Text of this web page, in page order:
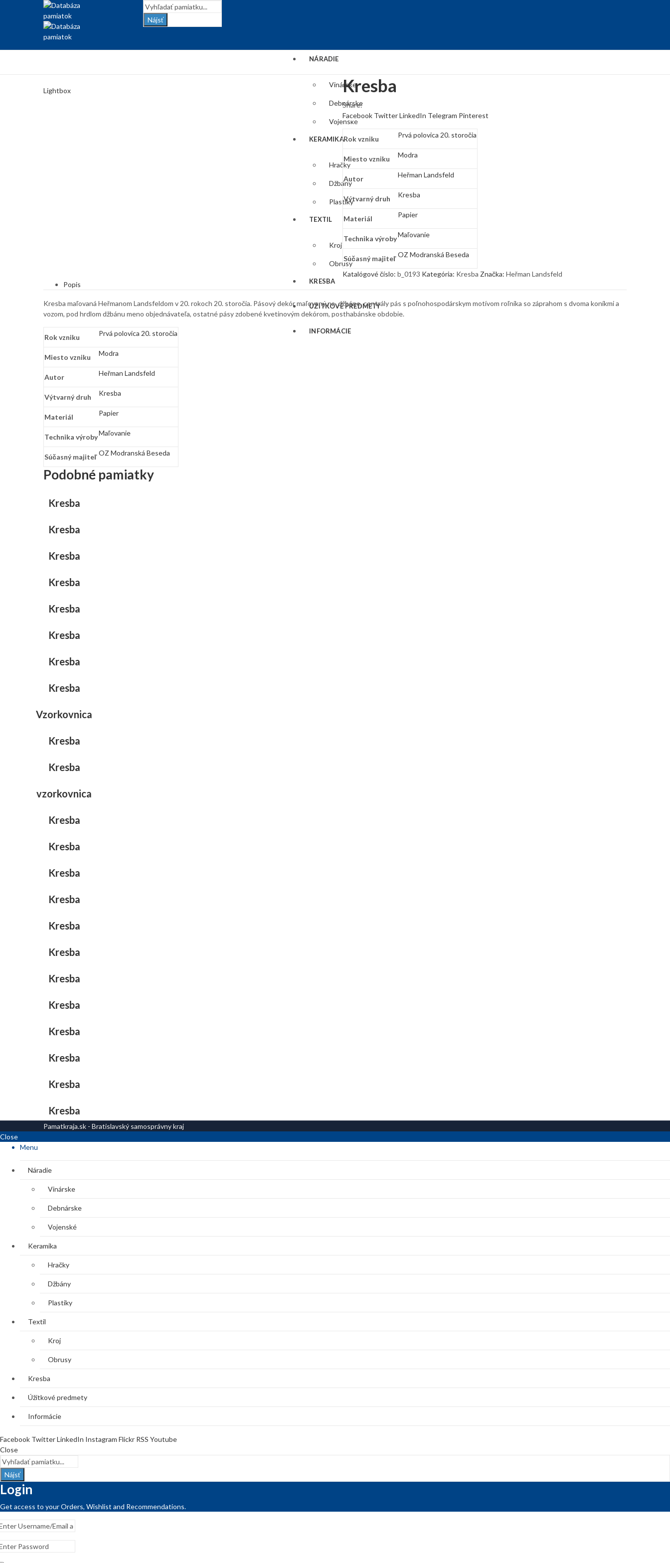
Nájsť
NÁRADIE
Vinárske
Debnárske
Vojenské
KERAMIKA
Hračky
Džbány
Plastiky
TEXTIL
Kroj
Obrusy
KRESBA
ÚŽITKOVÉ PREDMETY
INFORMÁCIE
Lightbox Kresba
Share:
Facebook TwitterLinkedIn Telegram Pinterest
Rok vzniku Prvá polovica 20. storočia
Miesto vzniku Modra
Autor Heřman Landsfeld
Výtvarný druh Kresba
Materiál Papier
Technika výrobyMaľovanie
Súčasný majiteľ OZ Modranská Beseda
Katalógové číslo: b_0193 Kategória: Kresba Značka: Heřman Landsfeld
Popis
Kresba maľovaná Heřmanom Landsfeldom v 20. rokoch 20. storočia. Pásový dekór maľovaný na džbáne, centrály pás s poľnohospodárskym motívom roľníka so záprahom s dvoma koníkmi a
vozom, pod hrdlom džbánu meno objednávateľa, ostatné pásy zdobené kvetinovým dekórom, posthabánske obdobie.
Rok vzniku Prvá polovica 20. storočia
Miesto vzniku Modra
Autor Heřman Landsfeld
Výtvarný druh Kresba
Materiál Papier
Technika výrobyMaľovanie
Súčasný majiteľ OZ Modranská Beseda
Podobné pamiatky
Kresba
Kresba
Kresba
Kresba
Kresba
Kresba
Kresba
Kresba
Vzorkovnica
Kresba
Kresba
vzorkovnica
Kresba
Kresba
Kresba
Kresba
Kresba
Kresba
Kresba
Kresba
Kresba
Kresba
Kresba
Kresba
Pamatkraja.sk - Bratislavský samosprávny kraj
Close
Menu
Náradie
Vinárske
Debnárske
Vojenské
Keramika
Hračky
Džbány
Plastiky
Textil
Kroj
Obrusy
Kresba
Úžitkové predmety
Informácie
Facebook TwitterLinkedIn Instagram Flickr RSS Youtube
Close
Nájsť
Login
Get access to your Orders, Wishlist and Recommendations.